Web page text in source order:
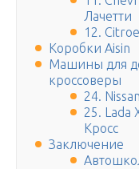
Лачетти
12.
Коробки Aisin
Машины для
кроссоверы
24.
25. Lada
Кросс
Заключение